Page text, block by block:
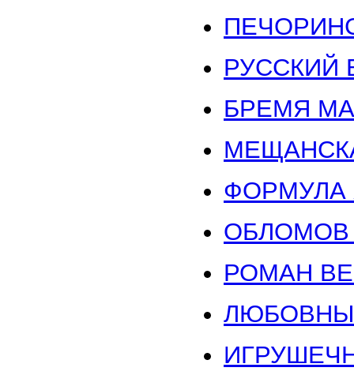
РУССКИЙ
БРЕМЯ
ФОРМУЛА
ОБЛОМОВ
РОМАН